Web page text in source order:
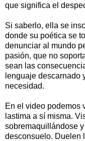
que significa el
Si saberlo, ella se
donde su poética se
denunciar al mundo
pasión, que no
sean las
lenguaje descarnado
necesidad.
En el video podemos
lastima a sí misma.
sobremaquillándose
desconsuelo. Duelen